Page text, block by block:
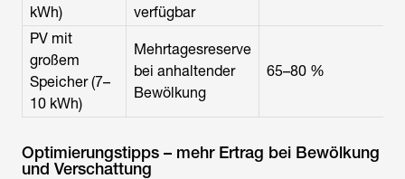
kWh)
verfügbar
PV mit
großem
Speicher (7–
10 kWh)
Mehrtagesreserve
bei anhaltender
Bewölkung
65–80 %
Optimierungstipps – mehr Ertrag bei Bewölkung
und Verschattung